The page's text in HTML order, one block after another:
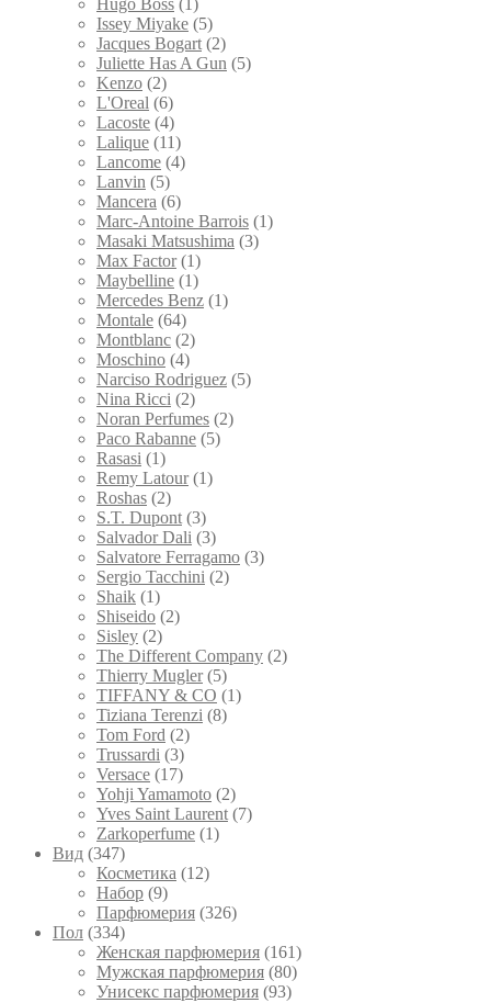
Hugo Boss (1)
Issey Miyake (5)
Jacques Bogart (2)
Juliette Has A Gun (5)
Kenzo (2)
L'Oreal (6)
Lacoste (4)
Lalique (11)
Lancome (4)
Lanvin (5)
Mancera (6)
Marc-Antoine Barrois (1)
Masaki Matsushima (3)
Max Factor (1)
Maybelline (1)
Mercedes Benz (1)
Montale (64)
Montblanc (2)
Moschino (4)
Narciso Rodriguez (5)
Nina Ricci (2)
Noran Perfumes (2)
Paco Rabanne (5)
Rasasi (1)
Remy Latour (1)
Roshas (2)
S.T. Dupont (3)
Salvador Dali (3)
Salvatore Ferragamo (3)
Sergio Tacchini (2)
Shaik (1)
Shiseido (2)
Sisley (2)
The Different Company (2)
Thierry Mugler (5)
TIFFANY & CO (1)
Tiziana Terenzi (8)
Tom Ford (2)
Trussardi (3)
Versace (17)
Yohji Yamamoto (2)
Yves Saint Laurent (7)
Zarkoperfume (1)
Вид (347)
Косметика (12)
Набор (9)
Парфюмерия (326)
Пол (334)
Женская парфюмерия (161)
Мужская парфюмерия (80)
Унисекс парфюмерия (93)